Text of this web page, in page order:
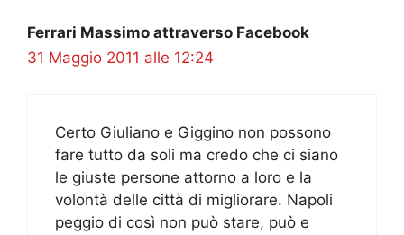
Ferrari Massimo attraverso Facebook
31 Maggio 2011 alle 12:24
Certo Giuliano e Giggino non possono
fare tutto da soli ma credo che ci siano
le giuste persone attorno a loro e la
volontà delle città di migliorare. Napoli
peggio di così non può stare, può e